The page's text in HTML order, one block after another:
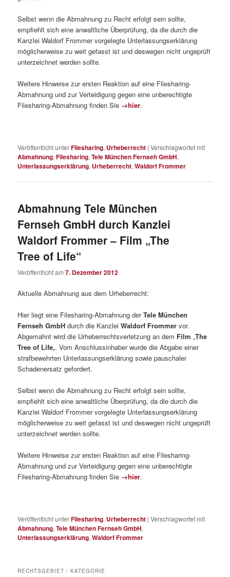
Selbst wenn die Abmahnung zu Recht erfolgt sein sollte,
empfiehlt sich eine anwaltliche Überprüfung, da die durch die
Kanzlei Waldorf Frommer vorgelegte Unterlassungserklärung
möglicherweise zu weit gefasst ist und deswegen nicht ungeprüft
unterzeichnet werden sollte.
Weitere Hinweise zur ersten Reaktion auf eine Filesharing-
Abmahnung und zur Verteidigung gegen eine unberechtigte
Filesharing-Abmahnung finden Sie →hier.
Veröffentlicht unterFilesharing, Urheberrecht |Verschlagwortet mit
Abmahnung,Filesharing,Tele München Fernseh GmbH,
Unterlassungserklärung, Urheberrecht,Waldorf Frommer
Abmahnung Tele München
Fernseh GmbH durch Kanzlei
Waldorf Frommer – Film „The
Tree of Life“
Veröffentlicht am7. Dezember 2012
Aktuelle Abmahnung aus dem Urheberrecht:
Hier liegt eine Filesharing-Abmahnung derTele München
Fernseh GmbH durch die KanzleiWaldorf Frommer vor.
Abgemahnt wird die Urheberrechtsverletzung an dem Film„The
Tree of Life„. Vom Anschlussinhaber wurde die Abgabe einer
strafbewehrten Unterlassungserklärung sowie pauschaler
Schadenersatz gefordert.
Selbst wenn die Abmahnung zu Recht erfolgt sein sollte,
empfiehlt sich eine anwaltliche Überprüfung, da die durch die
Kanzlei Waldorf Frommer vorgelegte Unterlassungserklärung
möglicherweise zu weit gefasst ist und deswegen nicht ungeprüft
unterzeichnet werden sollte.
Weitere Hinweise zur ersten Reaktion auf eine Filesharing-
Abmahnung und zur Verteidigung gegen eine unberechtigte
Filesharing-Abmahnung finden Sie →hier.
Veröffentlicht unterFilesharing, Urheberrecht |Verschlagwortet mit
Abmahnung,Tele München Fernseh GmbH,
Unterlassungserklärung,Waldorf Frommer
RECHTSGEBIET / KATEGORIE